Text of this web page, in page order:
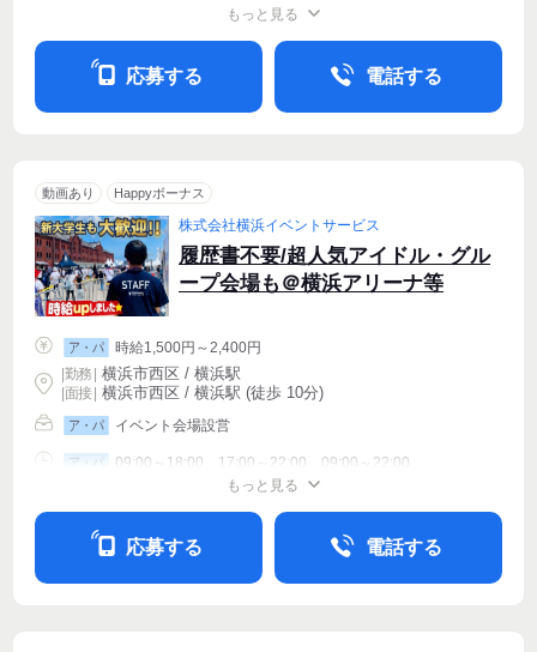
もっと見る
応募する 電話する
動画あり Happyボーナス
株式会社横浜イベントサービス
履歴書不要/超人気アイドル・グル
ープ会場も＠横浜アリーナ等
ア・パ
時給1,500円～2,400円
|勤務 横浜市西区 / 横浜駅
| 面接 | 横浜市西区 / 横浜駅 (徒歩 10分)
ア・パ イベント会場設営
ア・パ 09:00～18:00、17:00～22:00、09:00～22:00
もっと見る
応募する 電話する